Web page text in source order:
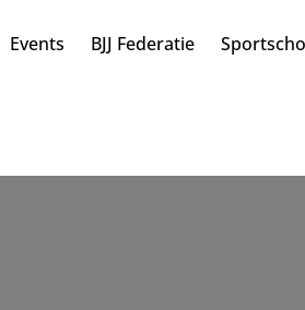
Events BJJ Federatie